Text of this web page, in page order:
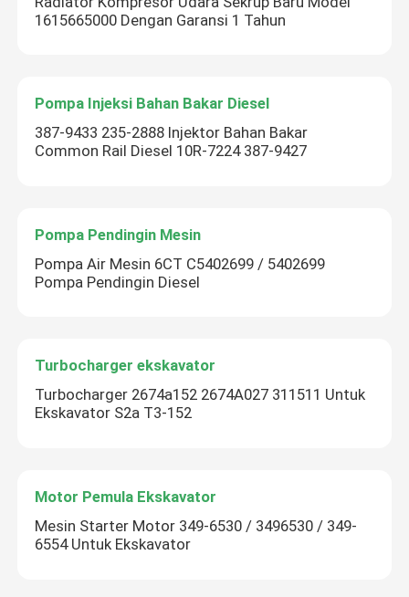
kembali!
Kirimkan
1615665000 Dengan Garansi 1 Tahun
Pompa Injeksi Bahan Bakar Diesel
387-9433 235-2888 Injektor Bahan Bakar
Common Rail Diesel 10R-7224 387-9427
Pompa Pendingin Mesin
Pompa Air Mesin 6CT C5402699 / 5402699
Pompa Pendingin Diesel
Turbocharger ekskavator
Turbocharger 2674a152 2674A027 311511 Untuk
Ekskavator S2a T3-152
Motor Pemula Ekskavator
Mesin Starter Motor 349-6530 / 3496530 / 349-
6554 Untuk Ekskavator